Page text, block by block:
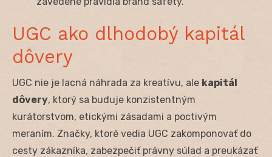
UGC ako dlhodobý kapitál
dôvery
UGC nie je lacná náhrada za kreatívu, ale kapitál
dôvery, ktorý sa buduje konzistentným
kurátorstvom, etickými zásadami a poctivým
meraním. Značky, ktoré vedia UGC zakomponovať do
cesty zákazníka, zabezpečiť právny súlad a preukázať